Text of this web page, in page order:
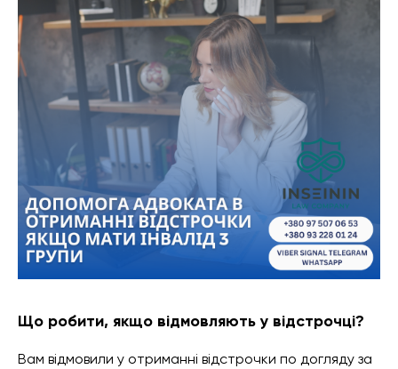
Що робити, якщо відмовляють у відстрочці?
Вам відмовили у отриманні відстрочки по догляду за